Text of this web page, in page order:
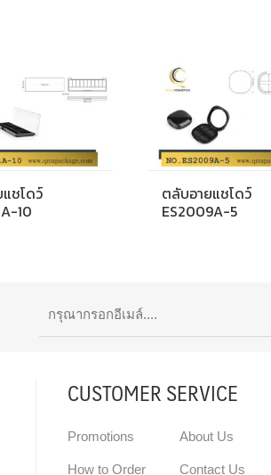
ชโดว์
10
ตลับอายแชโดว์
ES2009A-5
CUSTOMER SERVICE
Promotions
How to Order
About Us
Contact Us